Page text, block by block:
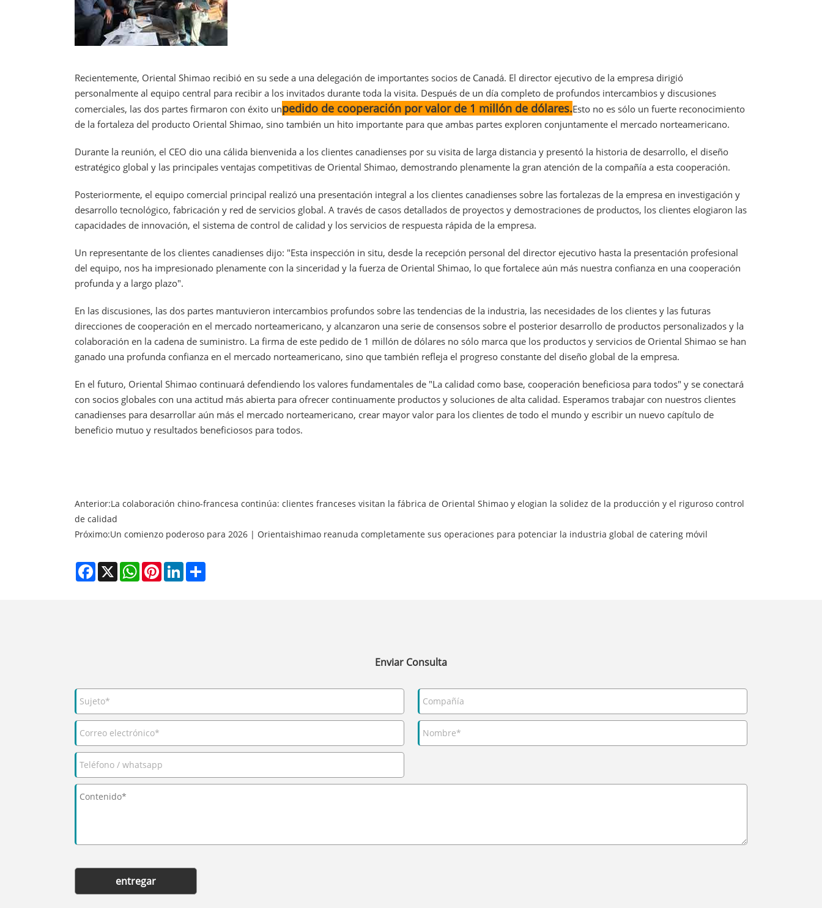
Recientemente, Oriental Shimao recibió en su sede a una delegación de importantes socios de Canadá. El director ejecutivo de la empresa dirigió
personalmente al equipo central para recibir a los invitados durante toda la visita. Después de un día completo de profundos intercambios y discusiones
comerciales, las dos partes firmaron con éxito unpedido de cooperación por valor de 1 millón de dólares.Esto no es sólo un fuerte reconocimiento
de la fortaleza del producto Oriental Shimao, sino también un hito importante para que ambas partes exploren conjuntamente el mercado norteamericano.
Durante la reunión, el CEO dio una cálida bienvenida a los clientes canadienses por su visita de larga distancia y presentó la historia de desarrollo, el diseño
estratégico global y las principales ventajas competitivas de Oriental Shimao, demostrando plenamente la gran atención de la compañía a esta cooperación.
Posteriormente, el equipo comercial principal realizó una presentación integral a los clientes canadienses sobre las fortalezas de la empresa en investigación y
desarrollo tecnológico, fabricación y red de servicios global. A través de casos detallados de proyectos y demostraciones de productos, los clientes elogiaron las
capacidades de innovación, el sistema de control de calidad y los servicios de respuesta rápida de la empresa.
Un representante de los clientes canadienses dijo: "Esta inspección in situ, desde la recepción personal del director ejecutivo hasta la presentación profesional
del equipo, nos ha impresionado plenamente con la sinceridad y la fuerza de Oriental Shimao, lo que fortalece aún más nuestra confianza en una cooperación
profunda y a largo plazo".
En las discusiones, las dos partes mantuvieron intercambios profundos sobre las tendencias de la industria, las necesidades de los clientes y las futuras
direcciones de cooperación en el mercado norteamericano, y alcanzaron una serie de consensos sobre el posterior desarrollo de productos personalizados y la
colaboración en la cadena de suministro. La firma de este pedido de 1 millón de dólares no sólo marca que los productos y servicios de Oriental Shimao se han
ganado una profunda confianza en el mercado norteamericano, sino que también refleja el progreso constante del diseño global de la empresa.
En el futuro, Oriental Shimao continuará defendiendo los valores fundamentales de "La calidad como base, cooperación beneficiosa para todos" y se conectará
con socios globales con una actitud más abierta para ofrecer continuamente productos y soluciones de alta calidad. Esperamos trabajar con nuestros clientes
canadienses para desarrollar aún más el mercado norteamericano, crear mayor valor para los clientes de todo el mundo y escribir un nuevo capítulo de
beneficio mutuo y resultados beneficiosos para todos.
Anterior:La colaboración chino-francesa continúa: clientes franceses visitan la fábrica de Oriental Shimao y elogian la solidez de la producción y el riguroso control
de calidad
Próximo:Un comienzo poderoso para 2026 | Orientaishimao reanuda completamente sus operaciones para potenciar la industria global de catering móvil
Facebook
X WhatsAppPinterestLinkedIn
Enviar Consulta
entregar